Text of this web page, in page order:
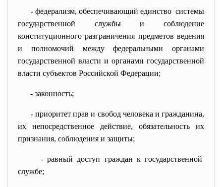
- федерализм, обеспечивающий единство системы
государственной службы и соблюдение
конституционного разграничения предметов ведения
и полномочий между федеральными органами
государственной власти и органами государственной
власти субъектов Российской Федерации;
- законность;
- приоритет прав и свобод человека и гражданина,
их непосредственное действие, обязательность их
признания, соблюдения и защиты;
- равный доступ граждан к государственной
службе;